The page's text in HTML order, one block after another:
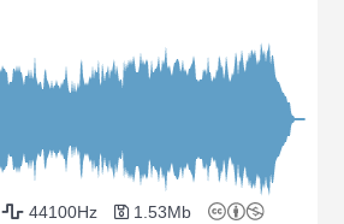
44100Hz 1.53Mb